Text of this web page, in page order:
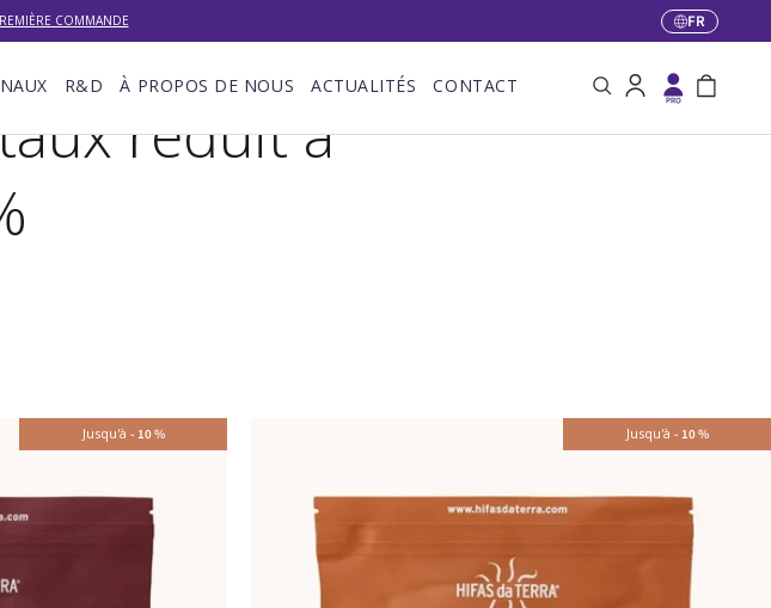
COMMANDE Langue
FR
RechercheSe connecterPanier
R&D À PROPOS DE NOUS ACTUALITÉS CONTACT
réduit à
Jusqu'à - 10% Jusqu'à - 10%